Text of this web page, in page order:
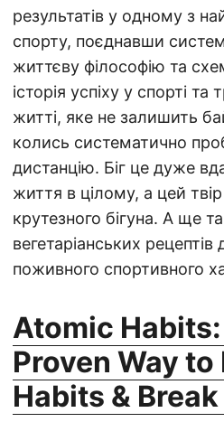
результатів у одному з
спорту, поєднавши
життєву філософію та
історія успіху у спорті та
житті, яке не залишить
колись систематично
дистанцію. Біг це дуже
життя в цілому, а цей
крутезного бігуна. А ще
вегетаріанських
поживного спортивного
Atomic Habits:
Proven Way
Habits &